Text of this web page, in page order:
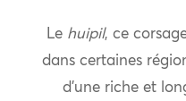
Le huipil, ce
dans certaines
d’une riche et